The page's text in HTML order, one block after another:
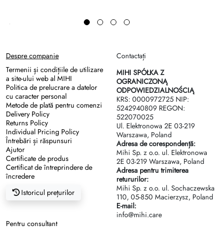
Despre companie
Termenii și condițiile de utilizare
a site-ului web al MIHI
Politica de prelucrare a datelor
cu caracter personal
Metode de plată pentru comenzi
Delivery Policy
Returns Policy
Individual Pricing Policy
Întrebări și răspunsuri
Ajutor
Certificate de produs
Certificat de întreprindere de
încredere
Istoricul prețurilor
Contactați
MIHI SPÓŁKA Z
OGRANICZONĄ
ODPOWIEDZIALNOŚCIĄ
KRS: 0000972725 NIP:
5242940809 REGON:
522070025
Ul. Elektronowa 2Е 03-219
Warszawa, Poland
Adresa de corespondență:
Mihi Sp. z o.o. ul. Elektronowa
2Е 03-219 Warszawa, Poland
Adresa pentru trimiterea
retururilor:
Mihi Sp. z o.o. ul. Sochaczewska
110, 05-850 Macierzysz, Poland
E-mail:
info@mihi.care
Pentru consultant